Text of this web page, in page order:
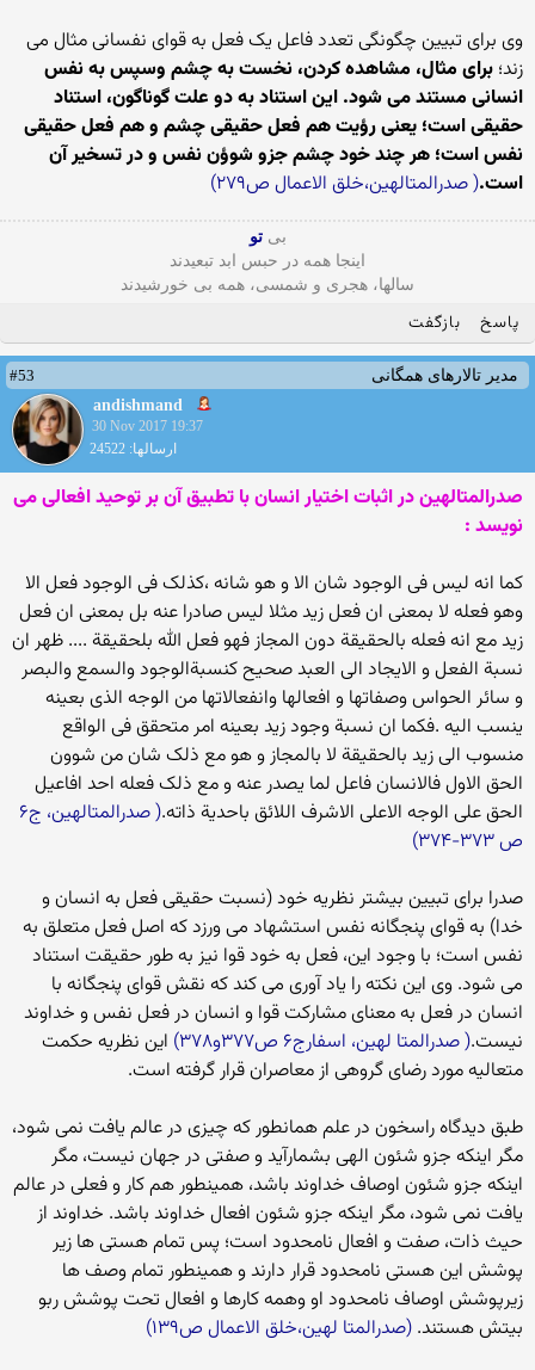
وی برای تبیین چگونگی تعدد فاعل یک فعل به قوای نفسانی مثال می
زند؛ برای مثال، مشاهده کردن، نخست به چشم وسپس به نفس
انسانی مستند می شود. این استناد به دو علت گوناگون، استناد
حقیقی است؛ یعنی رؤیت هم فعل حقیقی چشم و هم فعل حقیقی
نفس است؛ هر چند خود چشم جزو شوؤن نفس و در تسخیر آن
است.( صدرالمتالهین،خلق الاعمال ص۲۷۹)
بی تو
اینجا همه در حبس ابد تبعیدند
سالها، هجری و شمسی، همه بی خورشیدند
پاسخ بازگفت
مدیر تالارهای همگانی
#53
andishmand
30 Nov 2017 19:37
ارسالها: 24522
صدرالمتالهین در اثبات اختیار انسان با تطبیق آن بر توحید افعالی می
نویسد :
کما انه لیس فی الوجود شان الا و هو شانه ،کذلک فی الوجود فعل الا
وهو فعله لا بمعنی ان فعل زید مثلا لیس صادرا عنه بل بمعنی ان فعل
زید مع انه فعله بالحقیقة دون المجاز فهو فعل الله بلحقیقة .... ظهر ان
نسبة الفعل و الایجاد الی العبد صحیح کنسبةالوجود والسمع والبصر
و سائر الحواس وصفاتها و افعالها وانفعالاتها من الوجه الذی بعینه
ینسب الیه .فکما ان نسبة وجود زید بعینه امر متحقق فی الواقع
منسوب الی زید بالحقیقة لا بالمجاز و هو مع ذلک شان من شوون
الحق الاول فالانسان فاعل لما یصدر عنه و مع ذلک فعله احد افاعیل
الحق علی الوجه الاعلی الاشرف اللائق باحدیة ذاته.
( صدرالمتالهین، ج۶
ص ۳۷۳-۳۷۴)
صدرا برای تبیین بیشتر نظریه خود (نسبت حقیقی فعل به انسان و
خدا) به قوای پنجگانه نفس استشهاد می ورزد که اصل فعل متعلق به
نفس است؛ با وجود این، فعل به خود قوا نیز به طور حقیقت استناد
می شود. وی این نکته را یاد آوری می کند که نقش قوای پنجگانه با
انسان در فعل به معنای مشارکت قوا و انسان در فعل نفس و خداوند
نیست.( صدرالمتا لهین، اسفارج۶ ص۳۷۷و۳۷۸)
این نظریه حکمت
متعالیه مورد رضای گروهی از معاصران قرار گرفته است.
طبق دیدگاه راسخون در علم همانطور که چیزی در عالم یافت نمی شود،
مگر اینکه جزو شئون الهی بشمارآید و صفتی در جهان نیست، مگر
اینکه جزو شئون اوصاف خداوند باشد، همینطور هم کار و فعلی در عالم
یافت نمی شود، مگر اینکه جزو شئون افعال خداوند باشد. خداوند از
حیث ذات، صفت و افعال نامحدود است؛ پس تمام هستی ها زیر
پوشش این هستی نامحدود قرار دارند و همینطور تمام وصف ها
زیرپوشش اوصاف نامحدود او وهمه کارها و افعال تحت پوشش ربو
بیتش هستند. (صدرالمتا لهین،خلق الاعمال ص۱۳۹)